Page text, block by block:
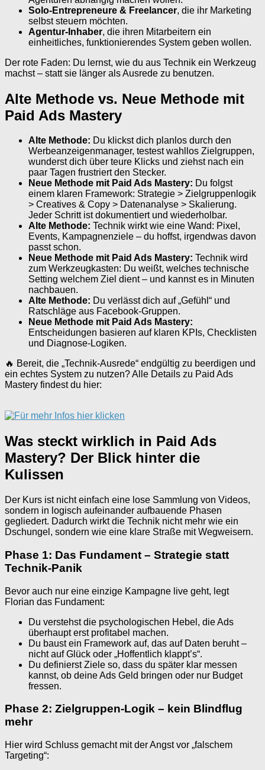
Solo-Entrepreneure & Freelancer, die ihr Marketing
selbst steuern möchten.
Agentur-Inhaber, die ihren Mitarbeitern ein
einheitliches, funktionierendes System geben wollen.
Der rote Faden: Du lernst, wie du aus Technik ein Werkzeug
machst – statt sie länger als Ausrede zu benutzen.
Alte Methode vs. Neue Methode mit
Paid Ads Mastery
Alte Methode: Du klickst dich planlos durch den
Werbeanzeigenmanager, testest wahllos Zielgruppen,
wunderst dich über teure Klicks und ziehst nach ein
paar Tagen frustriert den Stecker.
Neue Methode mit Paid Ads Mastery: Du folgst
einem klaren Framework: Strategie > Zielgruppenlogik
> Creatives & Copy > Datenanalyse > Skalierung.
Jeder Schritt ist dokumentiert und wiederholbar.
Alte Methode: Technik wirkt wie eine Wand: Pixel,
Events, Kampagnenziele – du hoffst, irgendwas davon
passt schon.
Neue Methode mit Paid Ads Mastery: Technik wird
zum Werkzeugkasten: Du weißt, welches technische
Setting welchem Ziel dient – und kannst es in Minuten
nachbauen.
Alte Methode: Du verlässt dich auf „Gefühl“ und
Ratschläge aus Facebook-Gruppen.
Neue Methode mit Paid Ads Mastery:
Entscheidungen basieren auf klaren KPIs, Checklisten
und Diagnose-Logiken.
🔥 Bereit, die „Technik-Ausrede“ endgültig zu beerdigen und
ein echtes System zu nutzen? Alle Details zu Paid Ads
Mastery findest du hier:
Was steckt wirklich in Paid Ads
Mastery? Der Blick hinter die
Kulissen
Der Kurs ist nicht einfach eine lose Sammlung von Videos,
sondern in logisch aufeinander aufbauende Phasen
gegliedert. Dadurch wirkt die Technik nicht mehr wie ein
Dschungel, sondern wie eine klare Straße mit Wegweisern.
Phase 1: Das Fundament – Strategie statt
Technik-Panik
Bevor auch nur eine einzige Kampagne live geht, legt
Florian das Fundament:
Du verstehst die psychologischen Hebel, die Ads
überhaupt erst profitabel machen.
Du baust ein Framework auf, das auf Daten beruht –
nicht auf Glück oder „Hoffentlich klappt’s“.
Du definierst Ziele so, dass du später klar messen
kannst, ob deine Ads Geld bringen oder nur Budget
fressen.
Phase 2: Zielgruppen-Logik – kein Blindflug
mehr
Hier wird Schluss gemacht mit der Angst vor „falschem
Targeting“: